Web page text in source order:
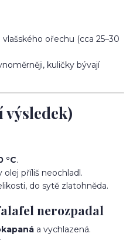
ořechu (cca 25–30
kuličky bývají
výsledek)
°C.
olej příliš neochladl.
do sytě zlatohněda.
nerozpadal
a vychlazená.